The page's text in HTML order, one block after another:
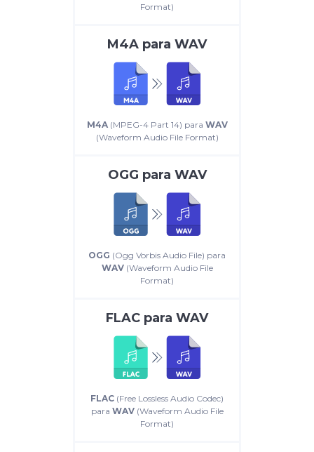
Format)
M4A para WAV
M4A(MPEG-4 Part 14) para WAV
(Waveform Audio File Format)
OGG para WAV
OGG (Ogg Vorbis Audio File) para
WAV(Waveform Audio File
Format)
FLAC para WAV
FLAC (Free Lossless Audio Codec)
para WAV(Waveform Audio File
Format)